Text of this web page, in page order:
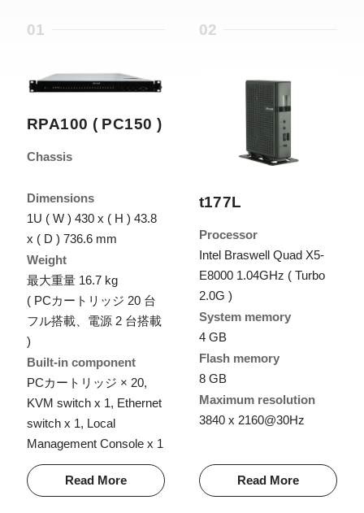
01
RPA100 ( PC150 )
Chassis
Dimensions
1U ( W ) 430 x ( H ) 43.8
x ( D ) 736.6 mm
Weight
最大重量 16.7 kg
( PCカートリッジ 20 台
フル搭載、電源 2 台搭載
)
Built-in component
PCカートリッジ × 20,
KVM switch x 1, Ethernet
switch x 1, Local
Management Console x 1
Read More
02
t177L
Processor
Intel Braswell Quad X5-
E8000 1.04GHz ( Turbo
2.0G )
System memory
4 GB
Flash memory
8 GB
Maximum resolution
3840 x 2160@30Hz
Read More